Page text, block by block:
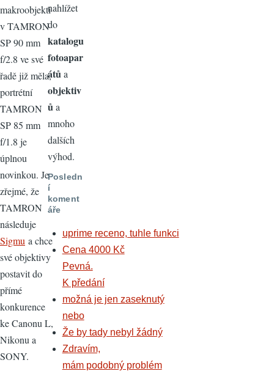
makroobjekti
v TAMRON
SP 90 mm
f/2.8 ve své
řadě již měla,
portrétní
TAMRON
SP 85 mm
f/1.8 je
úplnou
novinkou. Je
zřejmé, že
TAMRON
následuje
Sigmu a chce
své objektivy
postavit do
přímé
konkurence
ke Canonu L,
Nikonu a
SONY.
nahlížet
do
katalogu
fotoapar
átů a
objektiv
ů a
mnoho
dalších
výhod.
Posledn
í
koment
áře
uprime receno, tuhle funkci
Cena 4000 Kč
Pevná.
K předání
možná je jen zaseknutý
nebo
Že by tady nebyl žádný
Zdravím,
mám podobný problém